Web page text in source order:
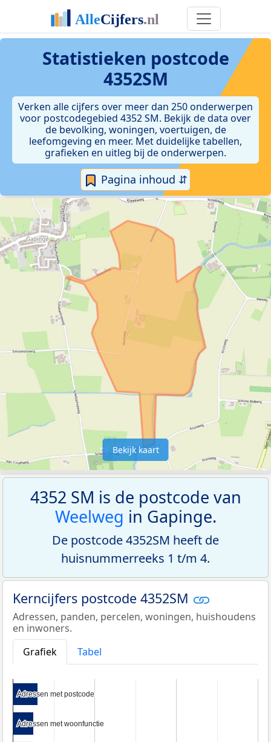
Statistieken postcode
4352SM
Verken alle cijfers over meer dan 250 onderwerpen
voor postcodegebied 4352 SM. Bekijk de data over
de bevolking, woningen, voertuigen, de
leefomgeving en meer. Met duidelijke tabellen,
grafieken en uitleg bij de onderwerpen.
Pagina inhoud ⇵
Bekijk kaart
4352 SM is de postcode van
Weelweg in Gapinge.
De postcode 4352SM heeft de
huisnummerreeks 1 t/m 4.
Kerncijfers postcode 4352SM
Adressen, panden, percelen, woningen, huishoudens
en inwoners.
Grafiek
Tabel
Adressen met postcode
Adressen met postcode
Adressen met woonfunctie
Adressen met woonfunctie